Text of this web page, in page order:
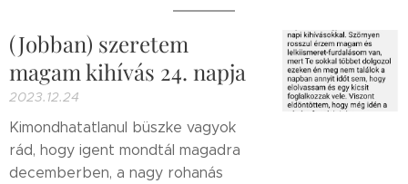
(Jobban) szeretem
magam kihívás 24. napja
2023.12.24
Kimondhatatlanul büszke vagyok
rád, hogy igent mondtál magadra
decemberben, a nagy rohanás